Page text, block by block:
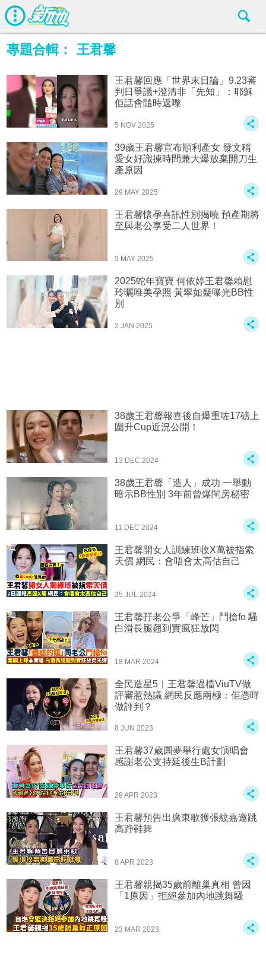
專題合輯： 王君馨
王君馨回應「世界末日論」9.23審
判日爭議+澄清非「先知」：耶穌
佢話會隨時返嚟
5 NOV 2025
39歲王君馨宣布順利產女 發文稱
愛女好識揀時間兼大爆放棄開刀生
產原因
29 MAY 2025
王君馨懷孕喜訊性別揭曉 預產期將
至與老公享受二人世界！
9 MAY 2025
2025蛇年寶寶 何依婷王君馨賴慰
玲曬唯美孕照 黃翠如疑曝光BB性
別
2 JAN 2025
38歲王君馨報喜後自爆重咗17磅上
圍升Cup近況公開！
13 DEC 2024
38歲王君馨「造人」成功 一舉動
暗示BB性別 3年前曾爆閨房秘密
11 DEC 2024
王君馨開女人訓練班收X萬被指索
天價 網民：會唔會太高估自己
25 JUL 2024
王君馨孖老公爭「峰芒」鬥搶fo 騷
白滑長腿翹到實瘋狂放閃
18 MAR 2024
全民造星5︱王君馨過檔ViuTV做
評審惹熱議 網民反應兩極：佢憑咩
做評判？
8 JUN 2023
王君馨37歲圓夢舉行處女演唱會‍️‍‍
感謝老公支持延後生B計劃
29 APR 2023
王君馨預告出廣東歌獲張紋嘉邀跳
高踭鞋舞
8 APR 2023
王君馨親揭35歲前離巢真相 曾因
「1原因」拒絕參加內地跳舞騷
23 MAR 2023